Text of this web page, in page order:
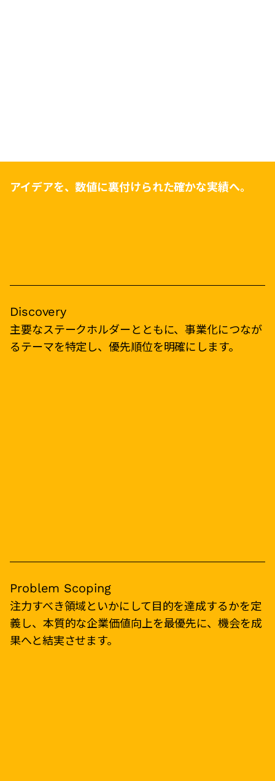
アイデアを、数値に裏付けられた確かな実績へ。
Discovery
主要なステークホルダーとともに、事業化につなが
るテーマを特定し、優先順位を明確にします。
Problem Scoping
注力すべき領域といかにして目的を達成するかを定
義し、本質的な企業価値向上を最優先に、機会を成
果へと結実させます。